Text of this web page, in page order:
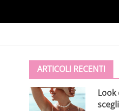
ARTICOLI RECENTI
Look